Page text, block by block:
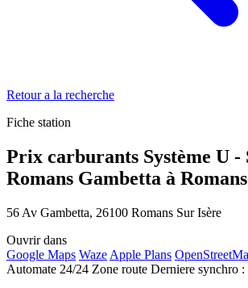
Retour a la recherche
Fiche station
Prix carburants Système U -
Romans Gambetta à
56 Av Gambetta, 26100 Romans Sur Isère
Ouvrir dans
Google Maps Waze Apple Plans
Automate 24/24 Zone route Derniere synchro